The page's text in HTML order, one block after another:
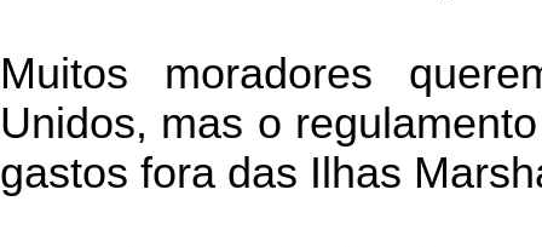
Muitos moradores
Unidos, mas o
gastos fora das Ilhas